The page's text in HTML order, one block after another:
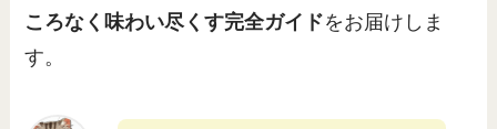
ころなく味わい尽くす完全ガイドをお届けしま
す。